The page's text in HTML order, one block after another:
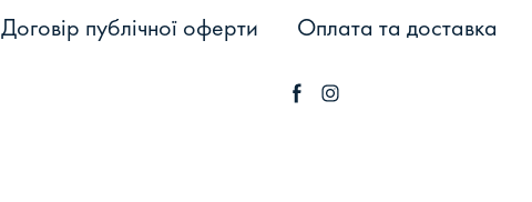
Договір публічної оферти Оплата та доставка